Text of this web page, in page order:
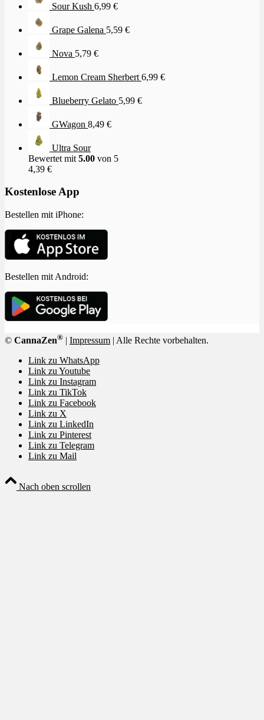
Sour Kush 6,99 €
Grape Galena 5,59 €
Nova 5,79 €
Lemon Cream Sherbert 6,99 €
Blueberry Gelato 5,99 €
GWagon 8,49 €
Ultra Sour
Bewertet mit 5.00 von 5
4,39 €
Kostenlose App
Bestellen mit iPhone:
Bestellen mit Android:
© CannaZen® | Impressum | Alle Rechte vorbehalten.
Link zu WhatsApp
Link zu Youtube
Link zu Instagram
Link zu TikTok
Link zu Facebook
Link zu X
Link zu LinkedIn
Link zu Pinterest
Link zu Telegram
Link zu Mail
Nach oben scrollen